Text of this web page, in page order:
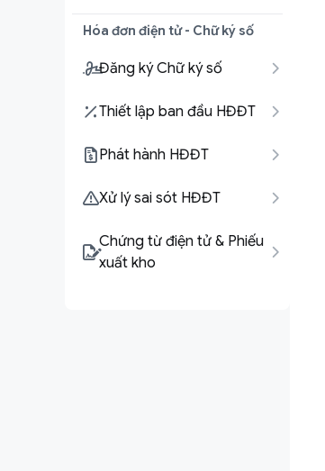
Hóa đơn điện tử - Chữ ký số
Đăng ký Chữ ký số
Thiết lập ban đầu HĐĐT
Phát hành HĐĐT
Xử lý sai sót HĐĐT
Chứng từ điện tử & Phiếu
xuất kho